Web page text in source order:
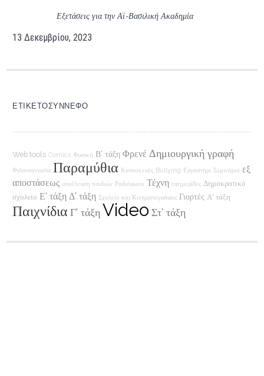
Εξετάσεις για την Αϊ-Βασιλική Ακαδημία
13 Δεκεμβρίου, 2023
ΕΤΙΚΕΤΟΣΎΝΝΕΦΟ
Web tools Comics Φυσική Β' τάξη Φρενέ Δημιουργική γραφή
Φιλαναγνωσία Παραμύθια Κατασκευές Bullying Εργαστήρι Σεμινάρια εξ
αποστάσεως συνέλευση παιδιών Ραδιόφωνο Τέχνη εφημερίδες Δημοκρατικό
σχολείο Ε' τάξη Δ' τάξη Σχολείο και Κινηματογράφος Γιορτές Α' τάξη
Παιχνίδια Γ' τάξη Video Στ' τάξη